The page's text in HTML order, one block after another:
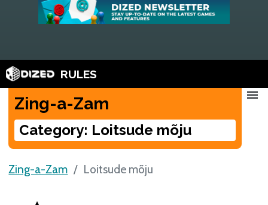
RULES
Zing-a-Zam
Category: Loitsude mõju
menu
Zing-a-Zam Loitsude mõju